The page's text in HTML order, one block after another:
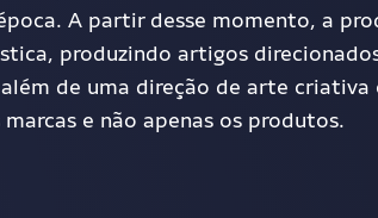
A partir desse momento, a
produzindo artigos
de uma direção de arte
e não apenas os produtos.